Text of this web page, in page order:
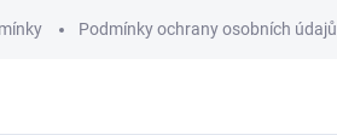
Podmínky ochrany osobních údajů